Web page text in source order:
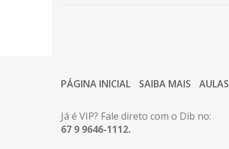
PÁGINA INICIAL SAIBA MAIS AULAS
Já é VIP? Fale direto com o Dib no:
67 9 9646-1112.